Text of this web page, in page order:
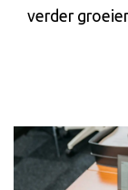
verder